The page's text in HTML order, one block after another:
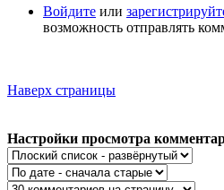
Войдите или
возможность отправлять
Наверх страницы
Настройки просмотра